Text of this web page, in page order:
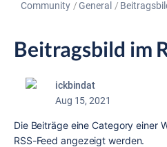
Community General
Beitragsbild im
ickbindat
Aug 15, 2021
Die Beiträge eine Category einer
RSS-Feed angezeigt werden.